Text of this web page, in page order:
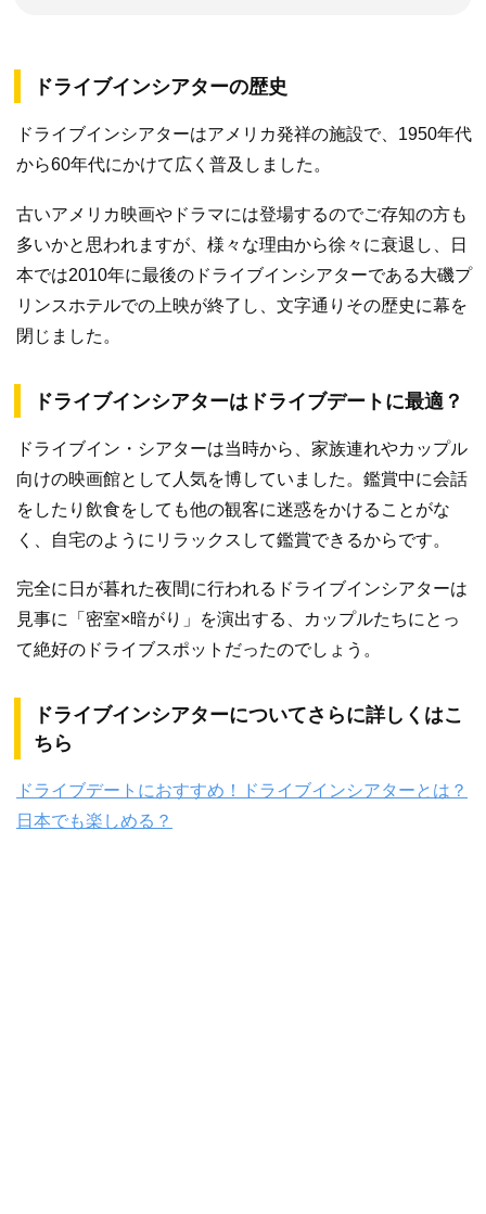
ドライブインシアターの歴史
ドライブインシアターはアメリカ発祥の施設で、1950年代
から60年代にかけて広く普及しました。
古いアメリカ映画やドラマには登場するのでご存知の方も
多いかと思われますが、様々な理由から徐々に衰退し、日
本では2010年に最後のドライブインシアターである大磯プ
リンスホテルでの上映が終了し、文字通りその歴史に幕を
閉じました。
ドライブインシアターはドライブデートに最適？
ドライブイン・シアターは当時から、家族連れやカップル
向けの映画館として人気を博していました。鑑賞中に会話
をしたり飲食をしても他の観客に迷惑をかけることがな
く、自宅のようにリラックスして鑑賞できるからです。
完全に日が暮れた夜間に行われるドライブインシアターは
見事に「密室×暗がり」を演出する、カップルたちにとっ
て絶好のドライブスポットだったのでしょう。
ドライブインシアターについてさらに詳しくはこ
ちら
ドライブデートにおすすめ！ドライブインシアターとは？
日本でも楽しめる？